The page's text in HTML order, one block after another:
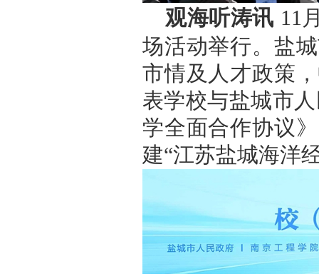
观海听涛讯 11
场活动举行。盐
市情及人才政策
表学校与盐城市
学全面合作协议
建“江苏盐城海洋